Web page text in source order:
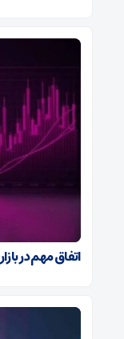
اتفاق مهم در